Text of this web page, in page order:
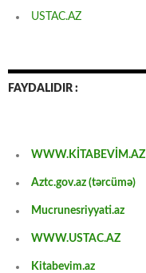
USTAC.AZ
FAYDALIDIR :
WWW.KİTABEVİM.AZ
Aztc.gov.az (tərcümə)
Mucrunesriyyati.az
WWW.USTAC.AZ
Kitabevim.az